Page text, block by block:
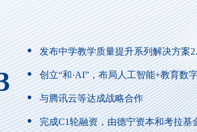
发布中学教学质量提升系列解决方案
创立“和·AI”，布局人工智能+教育数
与腾讯云等达成战略合作
完成C1轮融资，由德宁资本和考拉基